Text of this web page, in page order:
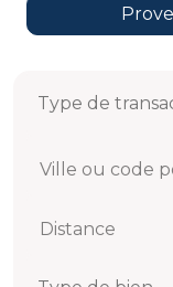
Ville ou code
Distance